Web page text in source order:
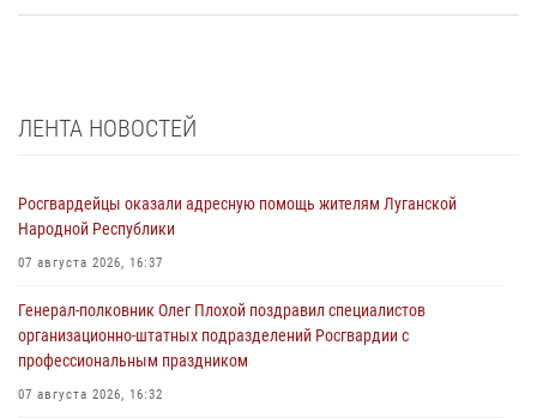
ЛЕНТА НОВОСТЕЙ
Росгвардейцы оказали адресную помощь жителям Луганской
Народной Республики
07 августа 2026, 16:37
Генерал-полковник Олег Плохой поздравил специалистов
организационно-штатных подразделений Росгвардии с
профессиональным праздником
07 августа 2026, 16:32